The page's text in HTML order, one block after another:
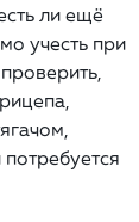
ли ещё
учесть при